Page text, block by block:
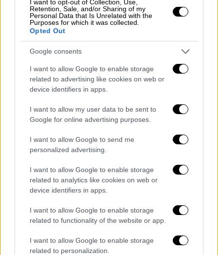
I want to opt-out of Collection, Use,
Retention, Sale, and/or Sharing of my
Personal Data that Is Unrelated with the
Purposes for which it was collected.
Opted Out
Google consents
I want to allow Google to enable storage
related to advertising like cookies on web or
device identifiers in apps.
I want to allow my user data to be sent to
Google for online advertising purposes.
I want to allow Google to send me
personalized advertising.
I want to allow Google to enable storage
related to analytics like cookies on web or
device identifiers in apps.
I want to allow Google to enable storage
related to functionality of the website or app.
I want to allow Google to enable storage
related to personalization.
Δελτίο... 08.08.2026 16:18
Δελτίο στην νοηματική 08/08/2026
Ανησυχία για την έξαρση της γρίπης Α